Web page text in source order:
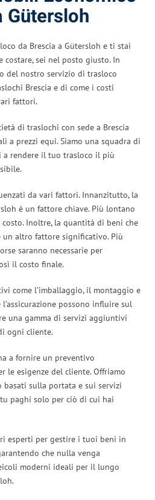
Gütersloh
da Brescia a Gütersloh e ti stai
sei nel posto giusto. In
del nostro servizio di trasloco
Brescia e di come i costi
fattori.
di traslochi con sede a Brescia
a prezzi equi. Siamo una squadra di
rendere il tuo trasloco il più
da vari fattori. Innanzitutto, la
è un fattore chiave. Più lontano
Inoltre, la quantità di beni che
un altro fattore significativo. Più
saranno necessarie per
il costo finale.
come l’imballaggio, il montaggio e
possono influire sul
una gamma di servizi aggiuntivi
ogni cliente.
a fornire un preventivo
le esigenze del cliente. Offriamo
sulla portata e sui servizi
paghi solo per ciò di cui hai
esperti per gestire i tuoi beni in
che nulla venga
moderni ideali per il lungo